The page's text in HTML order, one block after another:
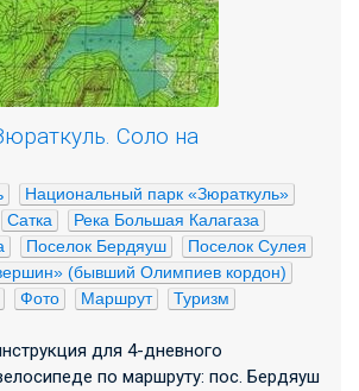
Соло на
Национальный парк «Зюраткуль»
Сатка
Река Большая Калагаза
Поселок Бердяуш
Поселок Сулея
(бывший Олимпиев кордон)
Фото Маршрут
Туризм
для 4-дневного
по маршруту: пос. Бердяуш